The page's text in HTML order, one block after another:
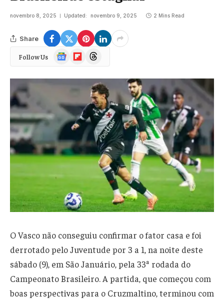
novembro 8, 2025 Updated: novembro 9, 2025 2 Mins Read
Share
Follow Us
Google
News
FlipboardThreads
O Vasco não conseguiu confirmar o fator casa e foi
derrotado pelo Juventude por 3 a 1, na noite deste
sábado (9), em São Januário, pela 33ª rodada do
Campeonato Brasileiro. A partida, que começou com
boas perspectivas para o Cruzmaltino, terminou com